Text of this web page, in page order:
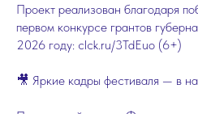
Проект реализован благодаря
первом конкурсе грантов
2026 году: clck.ru/3TdEuo (6+)
🎥 Яркие кадры фестиваля — в